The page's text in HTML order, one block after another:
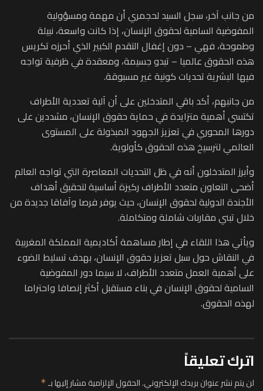
من جانب آخر، سجل السيد لحجمري أن مهمة ومسؤولية
المفوضية السامية لحقوق الإنسان، إذا كانت واسعة، نبيلة
وطموحة، فهي – دون إغفال التقدم الكبير الذي أحرزه تكريس
هذه الحقوق عالميا – تبدو جسيمة، ومعقدة في ظرفية تواجه
فيها البشرية تحديات كونية غير مسبوقة.
من جانبهم، أكد باقي المتدخلين على أن آلية تعددية الأطراف
تكتسي أهمية متزايدة في حماية حقوق الإنسان، مشددين على
دورها المحوري في تعزيز الجهود المبذولة على المستوى
العالمي لترسيخ هذه الحقوق كأولوية.
وأبرز المتدخلون أنه في ظل التحديات المعاصرة التي تواجه العالم
أضحى التعاون متعدد الأطراف ركيزة أساسية لتحقيق أهداف
الأجندة الدولية لحقوق الإنسان، حيث يوفر فرصا وآفاقا جديدة من
خلال تبني مقاربات شاملة ومتكاملة.
ويأتي هذا اللقاء في إطار مساهمة أكاديمية المملكة المغربية
في النقاش حول سبل تعزيز حقوق الإنسان، بهدف تسليط الضوء
على أهمية العمل متعدد الأطراف، لا سيما دور المفوضية
السامية لحقوق الإنسان في بناء مستقبل أكثر إنصافا واحتراما
لهذه الحقوق.
اترك تعليقاً
لن يتم نشر عنوان بريدك الإلكتروني.الحقول الإلزامية مشار إليها بـ*